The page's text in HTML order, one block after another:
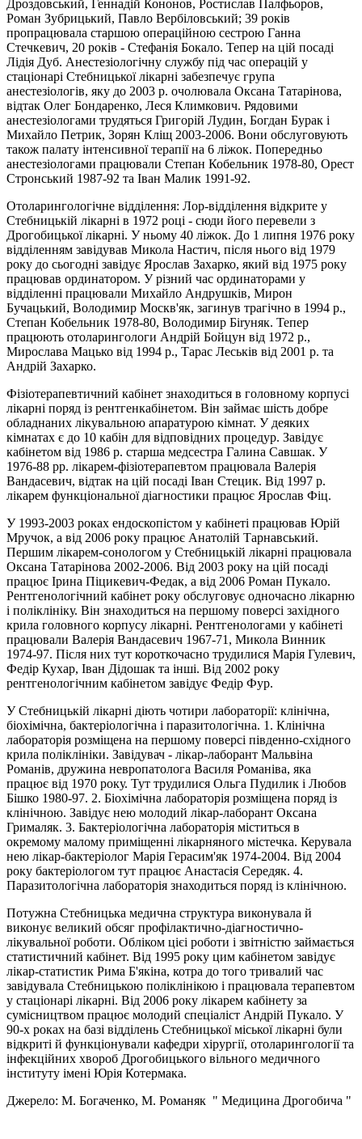
Дроздовський, Геннадій Кононов, Ростислав Палфьоров,
Роман Зубрицький, Павло Вербіловський; 39 років
пропрацювала старшою операційною сестрою Ганна
Стечкевич, 20 років - Стефанія Бокало. Тепер на цій посаді
Лідія Дуб. Анестезіологічну службу під час операцій у
стаціонарі Стебницької лікарні забезпечує група
анестезіологів, яку до 2003 р. очолювала Оксана Татарінова,
відтак Олег Бондаренко, Леся Климкович. Рядовими
анестезіологами трудяться Григорій Лудин, Богдан Бурак і
Михайло Петрик, Зорян Кліщ 2003-2006. Вони обслуговують
також палату інтенсивної терапії на 6 ліжок. Попередньо
анестезіологами працювали Степан Кобельник 1978-80, Орест
Стронський 1987-92 та Iван Малик 1991-92.
Отоларингологічне відділення: Лор-відділення відкрите у
Стебницькій лікарні в 1972 році - сюди його перевели з
Дрогобицької лікарні. У ньому 40 ліжок. До 1 липня 1976 року
відділенням завідував Микола Настич, після нього від 1979
року до сьогодні завідує Ярослав Захарко, який від 1975 року
працював ординатором. У різний час ординаторами у
відділенні працювали Михайло Андрушків, Мирон
Бучацький, Володимир Москв'як, загинув трагічно в 1994 р.,
Степан Кобельник 1978-80, Володимир Бiryняк. Тепер
працюють отоларингологи Андрій Бойцун від 1972 р.,
Мирослава Мацько від 1994 р., Тарас Леськів від 2001 р. та
Андрій Захарко.
Фізіотерапевтичний кабінет знаходиться в головному корпусі
лікарні поряд із рентгенкабінетом. Він займає шість добре
обладнаних лікувальною апаратурою кімнат. У деяких
кімнатах є до 10 кабін для відповідних процедур. Завідує
кабінетом від 1986 р. старша медсестра Галина Савшак. У
1976-88 рр. лікарем-фізіотерапевтом працювала Валерія
Вандасевич, відтак на цій посаді Iван Стецик. Від 1997 р.
лікарем функціональної діагностики працює Ярослав Фіц.
У 1993-2003 роках ендоскопістом у кабінеті працював Юрій
Мручок, а від 2006 року працює Анатолій Тарнавський.
Першим лікарем-сонологом у Стебницькій лікарні працювала
Оксана Татарінова 2002-2006. Biд 2003 року на цій посаді
працює Iрина Піцикевич-Федак, а від 2006 Роман Пукало.
Рентгенологічний кабінет року обслуговує одночасно лікарню
і поліклініку. Він знаходиться на першому поверсі західного
крила головного корпусу лікарні. Рентгенологами у кабінеті
працювали Валерія Вандасевич 1967-71, Микола Винник
1974-97. Після них тут короткочасно трудилися Маpія Гулевич,
Федір Кухар, Iван Дідошак та інші. Від 2002 року
рентгенологічним кабінетом завідує Федір Фур.
У Стебницькій лікарні діють чотири лабораторії: клінічна,
біохімічна, бактеріологічна і паразитологічна. 1. Клінічна
лабораторія розміщена на першому поверсі південно-східного
крила поліклініки. Завідувач - лікар-лаборант Мальвіна
Романів, дружина невропатолога Василя Романіва, яка
працює від 1970 року. Тут трудилися Ольга Пудилик і Любов
Бішко 1980-97. 2. Біохімічна лабораторія розміщена поряд із
клінічною. Завідує нею молодий лікар-лаборант Оксана
Грималяк. 3. Бактеріологічна лабораторія міститься в
окремому малому приміщенні лікарняного містечка. Керувала
нею лікар-бактеріолог Марія Герасим'як 1974-2004. Від 2004
року бактеріологом тут працює Анастасія Середяк. 4.
Паразитологічна лабораторія знаходиться поряд із клінічною.
Потужна Стебницька медична структура виконувала й
виконує великий обсяг профілактично-діагностично-
лікувальної роботи. Обліком цієі роботи і звітністю займається
статистичний кабінет. Від 1995 року цим кабінетом завідує
лікар-статистик Рима Б'якіна, котра до того тривалий час
завідувала Стебницькою поліклінікою і працювала терапевтом
у стаціонарі лікарні. Від 2006 року лікарем кабінету за
сумісництвом працює молодий спеціаліст Андрій Пукало. У
90-х роках на базі відділень Стебницької міської лікарні були
відкриті й функціонували кафедри хірургії, отоларингології та
інфекційних хвороб Дрогобицького вільного медичного
інституту імені Юрія Котермака.
Джерело: М. Богаченко, М. Романяк " Медицина Дрогобича "